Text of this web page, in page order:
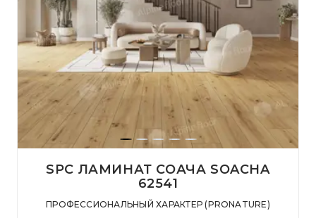
SPC ЛАМИНАТ СОАЧА SOACHA
62541
ПРОФЕССИОНАЛЬНЫЙ ХАРАКТЕР (PRONATURE)